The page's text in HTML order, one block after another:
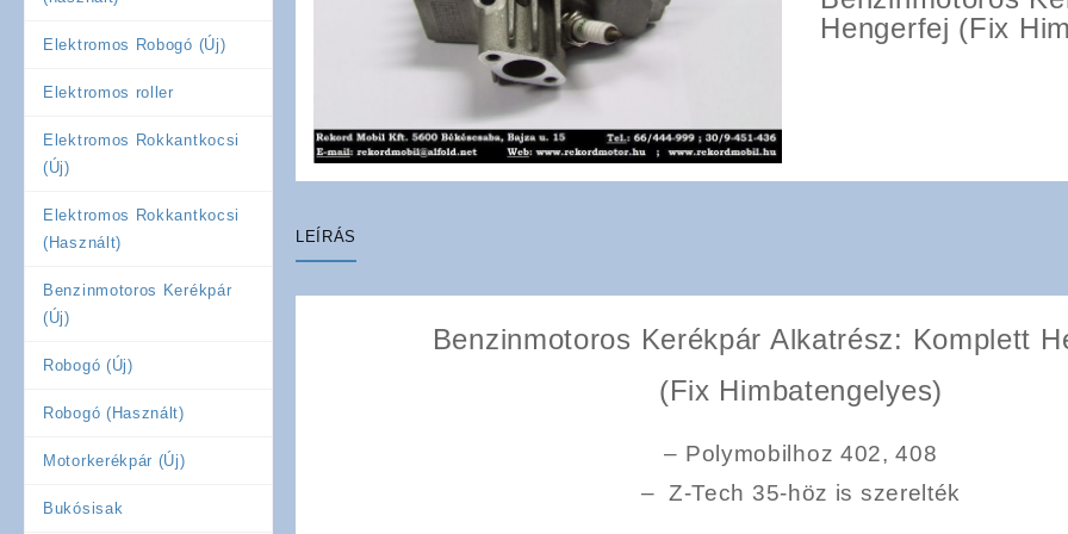
Elektromos Robogó (Új)
Elektromos roller
Elektromos Rokkantkocsi
(Új)
Elektromos Rokkantkocsi
(Használt)
Benzinmotoros Kerékpár
(Új)
Robogó (Új)
Robogó (Használt)
Motorkerékpár (Új)
Bukósisak
Hengerfej (Fix
LEÍRÁS
Benzinmotoros Kerékpár Alkatrész: Komplett
(Fix Himbatengelyes)
– Polymobilhoz 402, 408
– Z-Tech 35-höz is szerelték